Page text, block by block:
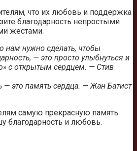
что их любовь и поддержка
благодарность непростыми
жестами.
нам нужно сделать, чтобы
— это просто улыбнуться и
с открытым сердцем. — Стив
— это память сердца. — Жан Батист
самую прекрасную память
благодарность и любовь.